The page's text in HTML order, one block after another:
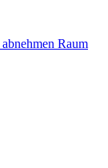
Raum